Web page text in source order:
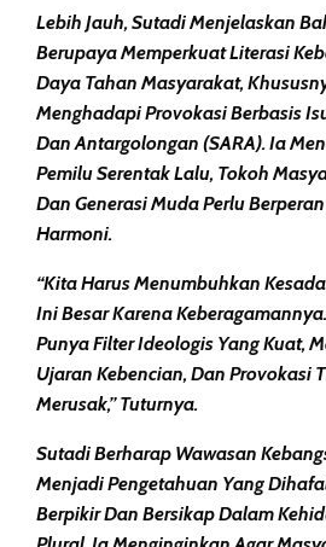
Lebih Jauh, Sutadi Menjelaskan
Berupaya Memperkuat Literasi
Daya Tahan Masyarakat,
Menghadapi Provokasi Berbasis
Dan Antargolongan (SARA). Ia
Pemilu Serentak Lalu, Tokoh
Dan Generasi Muda Perlu
Harmoni.
“Kita Harus Menumbuhkan
Ini Besar Karena
Punya Filter Ideologis Yang Kuat,
Ujaran Kebencian, Dan Provokasi
Merusak,” Tuturnya.
Sutadi Berharap Wawasan
Menjadi Pengetahuan Yang
Berpikir Dan Bersikap Dalam